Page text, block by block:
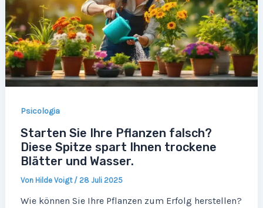
Psicologia
Starten Sie Ihre Pflanzen falsch?
Diese Spitze spart Ihnen trockene
Blätter und Wasser.
Von Hilde Voigt / 28 Juli 2025
Wie können Sie Ihre Pflanzen zum Erfolg herstellen?